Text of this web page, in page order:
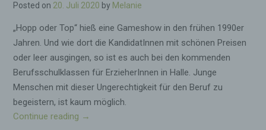
d
c
h
w
a
h
Posted on 20. Juli 2020 by Melanie
„Hopp oder Top“ hieß eine Gameshow in den frühen 1990er
Jahren. Und wie dort die KandidatInnen mit schönen Preisen
oder leer ausgingen, so ist es auch bei den kommenden
Berufsschulklassen für ErzieherInnen in Halle. Junge
Menschen mit dieser Ungerechtigkeit für den Beruf zu
begeistern, ist kaum möglich.
Continue reading „→